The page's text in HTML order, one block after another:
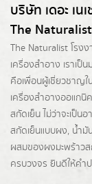
บริษัท เดอะ เน
The
The Naturalist โรง
เครื่องสำอาง เราเป็
คือเพื่อนผู้เชี่ยวชาญ
เครื่องสำอางออแก
สกัดเย็น ไม่ว่าจะเป็
สกัดเย็นแบบผง, น้ำมั
ผสมของผงมะพร้าว
ครบวงจร ยินดีให้คำ